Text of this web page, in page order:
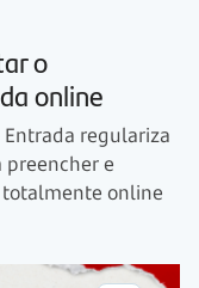
o
online
Entrada regulariza
preencher e
online